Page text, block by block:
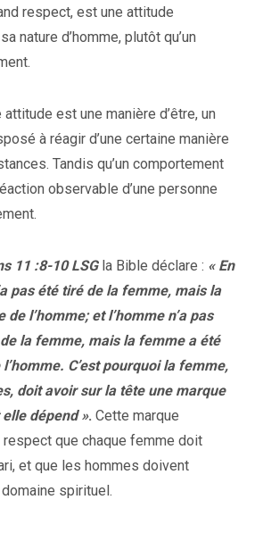
respect, est une attitude
nature d’homme, plutôt qu’un
est une manière d’être, un
à réagir d’une certaine manière
Tandis qu’un comportement
observable d’une personne
11 :8-10 LSGla Bible déclare : « En
pas été tiré de la femme, mais la
l’homme; et l’homme n’a pas
la femme, mais la femme a été
C’est pourquoi la femme,
doit avoir sur la tête une marque
dépend ». Cette marque
respect que chaque femme doit
et que les hommes doivent
spirituel.